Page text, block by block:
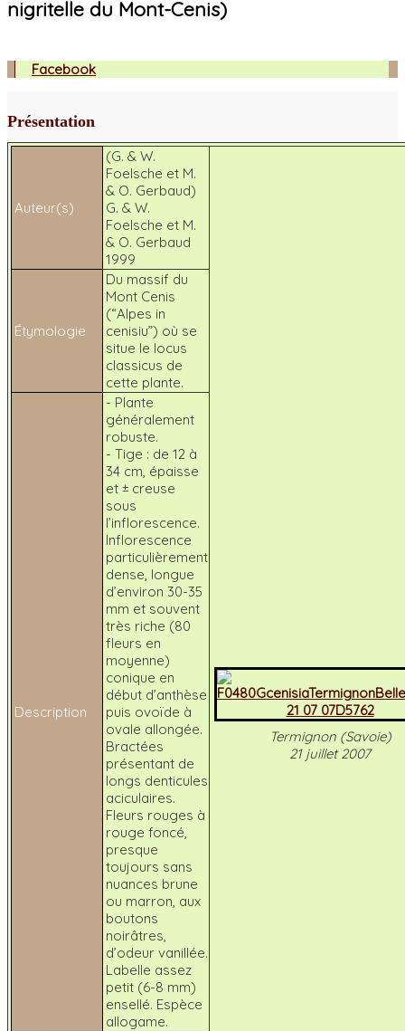
Facebook
nigritelle du Mont-Cenis)
Présentation
Auteur(s)
(G. & W.
Foelsche et M.
& O. Gerbaud)
G. & W.
Foelsche et M.
& O. Gerbaud
1999
Termignon (Savoie)
21 juillet 2007
Étymologie
Du massif du
Mont Cenis
(“Alpes in
cenisiu”) où se
situe le locus
classicus de
cette plante.
Description
- Plante
généralement
robuste.
- Tige : de 12 à
34 cm, épaisse
et ± creuse
sous
l’inflorescence.
Inflorescence
particulièrement
dense, longue
d’environ 30-35
mm et souvent
très riche (80
fleurs en
moyenne)
conique en
début d’anthèse
puis ovoïde à
ovale allongée.
Bractées
présentant de
longs denticules
aciculaires.
Fleurs rouges à
rouge foncé,
presque
toujours sans
nuances brune
ou marron, aux
boutons
noirâtres,
d’odeur vanillée.
Labelle assez
petit (6-8 mm)
ensellé. Espèce
allogame.